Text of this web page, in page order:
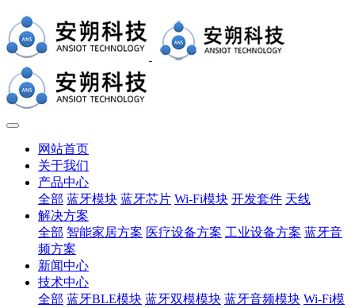
网站首页
关于我们
产品中心
全部 蓝牙模块 蓝牙芯片 Wi-Fi模块 开发套件 天线
解决方案
全部 智能家居方案 医疗设备方案 工业设备方案 蓝牙音
频方案
新闻中心
技术中心
全部 蓝牙BLE模块 蓝牙双模模块 蓝牙音频模块 Wi-Fi模